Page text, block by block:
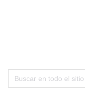
Search
for: